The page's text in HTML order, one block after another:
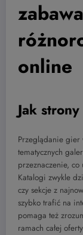
online
Jak
Przeglądanie gier
tematycznych
przeznaczenie, co
Katalogi zwykle
czy sekcje z
szybko trafić na
pomaga też
ramach całej